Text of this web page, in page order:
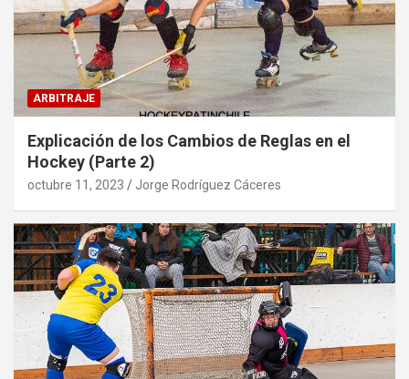
ARBITRAJE
Explicación de los Cambios de Reglas en el
Hockey (Parte 2)
octubre 11, 2023 Jorge Rodríguez Cáceres